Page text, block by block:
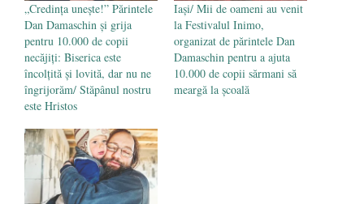
„Credința unește!” Părintele
Dan Damaschin și grija
pentru 10.000 de copii
necăjiți: Biserica este
încolțită și lovită, dar nu ne
îngrijorăm/ Stăpânul nostru
este Hristos
Iași/ Mii de oameni au venit
la Festivalul Inimo,
organizat de părintele Dan
Damaschin pentru a ajuta
10.000 de copii sărmani să
meargă la școală